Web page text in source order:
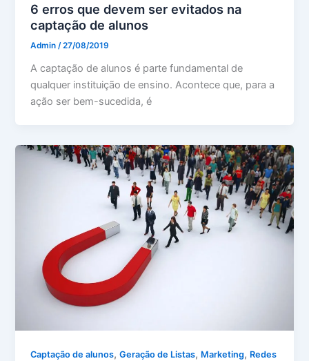
6 erros que devem ser evitados na
captação de alunos
Admin/27/08/2019
A captação de alunos é parte fundamental de
qualquer instituição de ensino. Acontece que, para a
ação ser bem-sucedida, é
Captação de alunos,Geração de Listas, Marketing, Redes